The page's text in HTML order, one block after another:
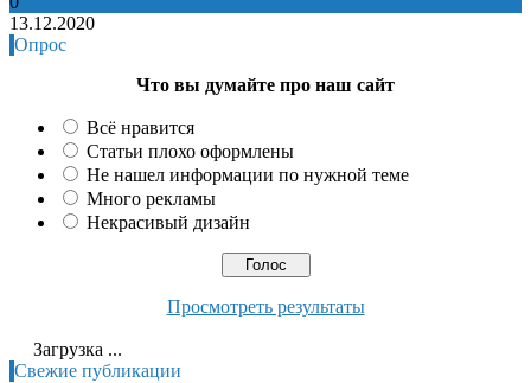
13.12.2020
Опрос
Что вы думайте про наш сайт
Всё нравится
Статьи плохо оформлены
Не нашел информации по нужной теме
Много рекламы
Некрасивый дизайн
Просмотреть результаты
Загрузка ...
Свежие публикации